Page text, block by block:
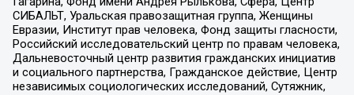
СИБАЛЬТ, Уральская правозащитная группа, Женщины
Евразии, Институт прав человека, Фонд защиты гласности,
Российский исследовательский центр по правам человека,
Дальневосточный центр развития гражданских инициатив
и социального партнерства, Гражданское действие, Центр
независимых социологических исследований, Сутяжник,